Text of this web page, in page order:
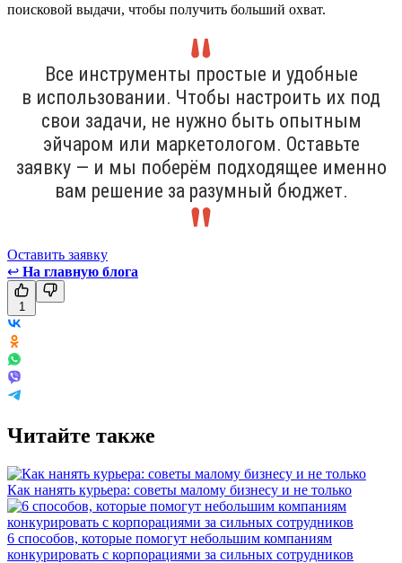
поисковой выдачи, чтобы получить больший охват.
Все инструменты простые и удобные
в использовании. Чтобы настроить их под
свои задачи, не нужно быть опытным
эйчаром или маркетологом. Оставьте
заявку — и мы поберём подходящее именно
вам решение за разумный бюджет.
Оставить заявку
↩ На главную блога
1
Читайте также
Как нанять курьера: советы малому бизнесу и не только
6 способов, которые помогут небольшим компаниям
конкурировать с корпорациями за сильных сотрудников